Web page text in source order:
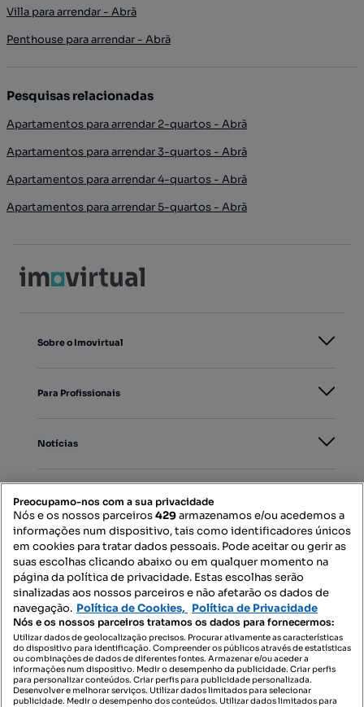
Villa para arrendar - Abrã
Penthouse para arrendar - Abrã
Pesquisas relacionadas
Apartamentos para arrendar 2-quartos - Abrã
Apartamentos para arrendar 3-quartos - Abrã
Apartamentos para arrendar 4-quartos - Abrã
Apartamentos para arrendar 5-quartos - Abrã
Sobre o Imovirtual
Para Profissionais
Notícias
Mapa do Site
Contacte-nos
SIGA-NOS:
Preocupamo-nos com a sua privacidade
Nós e os nossos parceiros429armazenamos e/ou acedemos a
informações num dispositivo, tais como identificadores únicos
em cookies para tratar dados pessoais. Pode aceitar ou gerir as
suas escolhas clicando abaixo ou em qualquer momento na
página da política de privacidade. Estas escolhas serão
sinalizadas aos nossos parceiros e não afetarão os dados de
navegação. Política de Cookies, Política de Privacidade
Nós e os nossos parceiros tratamos os dados para fornecermos:
Utilizar dados de geolocalização precisos. Procurar ativamente as características
do dispositivo para identificação. Compreender os públicos através de estatísticas
ou combinações de dados de diferentes fontes. Armazenar e/ou aceder a
informações num dispositivo. Medir o desempenho da publicidade. Criar perfis
para personalizar conteúdos. Criar perfis para publicidade personalizada.
Desenvolver e melhorar serviços. Utilizar dados limitados para selecionar
publicidade. Medir o desempenho dos conteúdos. Utilizar dados limitados para